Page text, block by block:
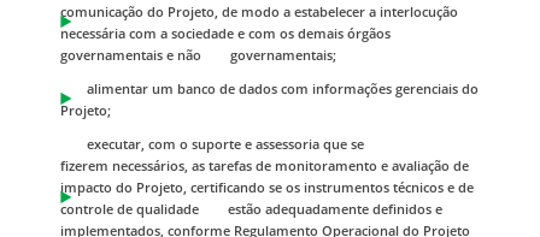
comunicação do Projeto, de modo a estabelecer a interlocução
necessária com a sociedade e com os demais órgãos
governamentais e não governamentais;
alimentar um banco de dados com informações gerenciais do
Projeto;
executar, com o suporte e assessoria que se
fizerem necessários, as tarefas de monitoramento e avaliação de
impacto do Projeto, certificando se os instrumentos técnicos e de
controle de qualidade estão adequadamente definidos e
implementados, conforme Regulamento Operacional do Projeto